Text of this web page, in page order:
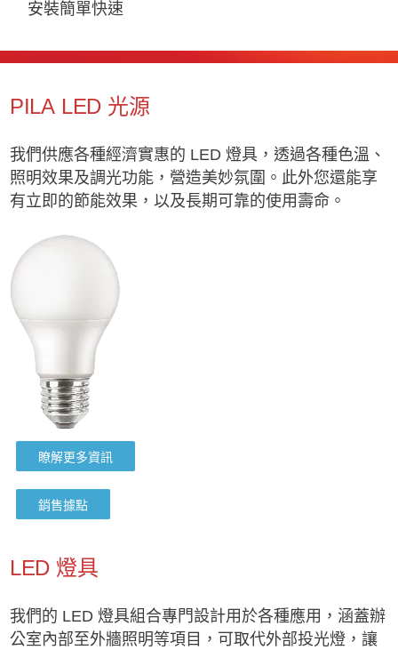
安裝簡單快速
PILA LED 光源
我們供應各種經濟實惠的 LED 燈具，透過各種色溫、
照明效果及調光功能，營造美妙氛圍。此外您還能享
有立即的節能效果，以及長期可靠的使用壽命。
瞭解更多資訊
銷售據點
LED 燈具
我們的 LED 燈具組合專門設計用於各種應用，涵蓋辦
公室內部至外牆照明等項目，可取代外部投光燈，讓